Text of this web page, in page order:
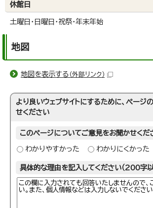
休館日
土曜日・日曜日・祝祭・年末年始
地図
地図を表示する （外部リンク）
より良いウェブサイトにするために、ページ
せください
このページについてご意見をお聞かせくだ
わかりやすかった わかりにくかった
具体的な理由を記入してください（200字以